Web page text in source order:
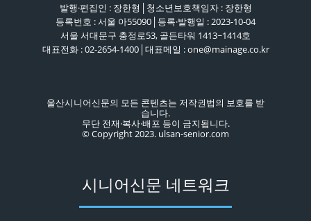
발행·편집인 : 장한형│청소년보호책임자 : 장한형
등록번호 : 서울 아55090│등록·발행일 : 2023-10-04
서울 서대문구 충정로53, 골든타워 1413~1414호
대표전화 : 02-2654-1400│대표메일 : one@mainage.co.kr
울산시니어신문의 모든 콘텐츠는 저작권법의 보호를 받
습니다.
무단 전재·복사·배포 등이 금지됩니다.
© Copyright 2023. ulsan-senior.com
시니어신문 네트워크